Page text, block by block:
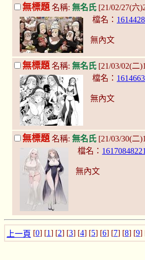
無標題名稱: 無名氏 [21/02/27(六
檔名：
無內文
無標題 名稱: 無名氏 [21/03/02(二
檔名：
無內文
無標題 名稱: 無名氏 [21/03/30(二
檔名：
無內文
上一頁 [0] [1] [2] [3] [4] [5] [6] [7] [8] [9]